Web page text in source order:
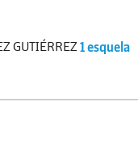
GUTIÉRREZ1 esquela